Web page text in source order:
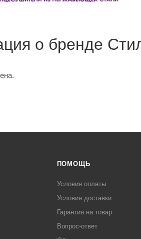
о бренде
ПОМОЩЬ
Условия оплаты
Условия доставки
Гарантия на товар
Вопрос-ответ